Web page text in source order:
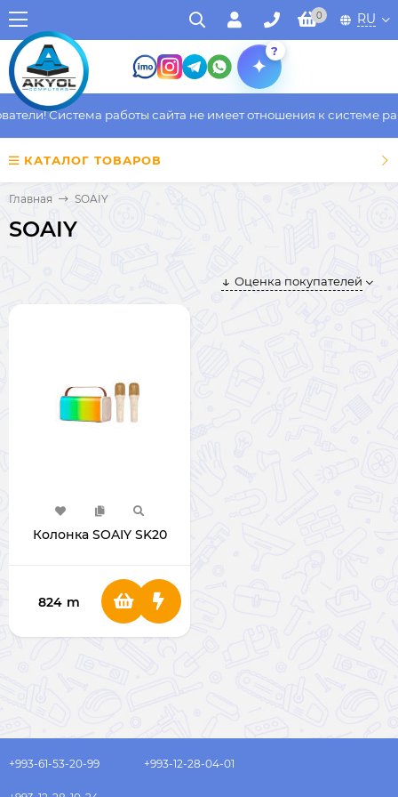
0 RU
?
Система работы сайта не имеет отношения к системе
КАТАЛОГ ТОВАРОВ
Главная SOAIY
SOAIY
Оценка покупателей
Колонка SOAIY SK20
824 m
+993-61-53-20-99 +993-12-28-04-01